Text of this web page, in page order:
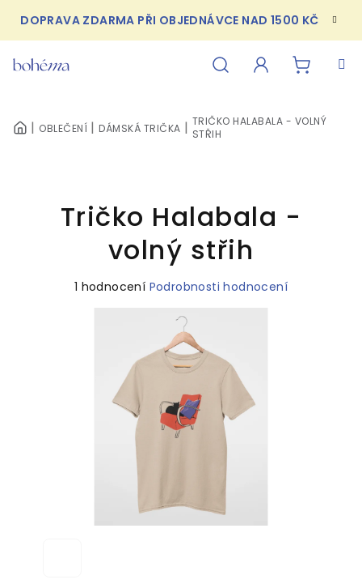
obsah
DOPRAVA ZDARMA PŘI OBJEDNÁVCE NAD 1500 KČ
DOMŮOBLEČENÍ DÁMSKÁ TRIČKA
TRIČKO HALABALA - VOLNÝ
STŘIH
Tričko Halabala -
volný střih
Průměrné
hvězdiček.
1 hodnocení Podrobnosti hodnocení